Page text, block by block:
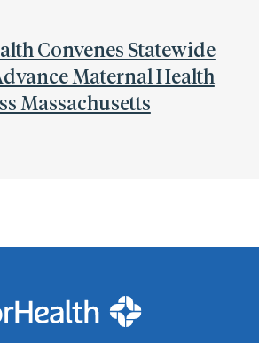
Convenes Statewide
Maternal Health
Massachusetts